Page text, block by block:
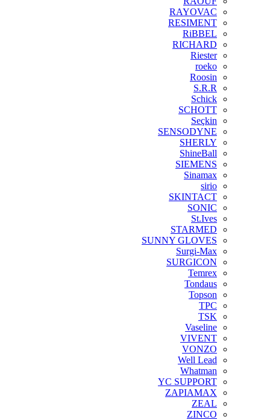
RAYOVAC
RESIMENT
RiBBEL
RICHARD
Riester
roeko
Roosin
S.R.R
Schick
SCHOTT
Seçkin
SENSODYNE
SHERLY
ShineBall
SIEMENS
Sinamax
sirio
SKINTACT
SONIC
St.Ives
STARMED
SUNNY GLOVES
Surgi-Max
SURGICON
Temrex
Tondaus
Topson
TPC
TSK
Vaseline
VIVENT
VONZO
Well Lead
Whatman
YC SUPPORT
ZAPIAMAX
ZEAL
ZINCO